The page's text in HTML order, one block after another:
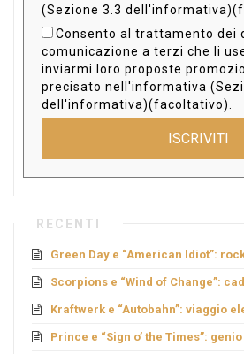
(Sezione 3.3
Consento al trattamento dei
comunicazione a terzi che li
inviarmi loro proposte
precisato nell'informativa
dell'informativa)(facoltativo).
ISCRIVITI
RECENTI
Green Day e “American Idiot”:
Scorpions e “Wind of Change”:
Kraftwerk e “Autobahn”: viaggio
Prince e “Sign o’ the Times”: genio